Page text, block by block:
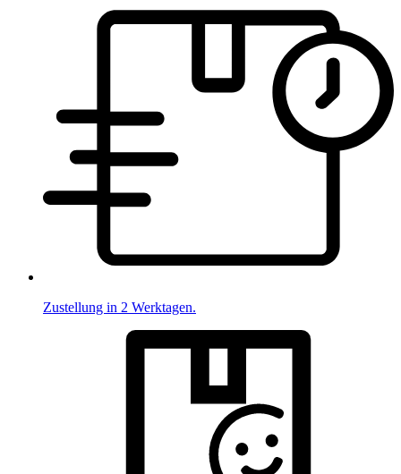
Zustellung in 2 Werktagen.